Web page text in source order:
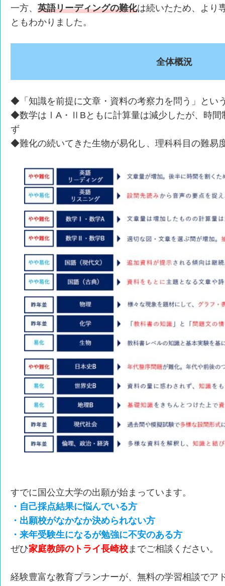
一方、 英語リーディングの難化は続いたため、より
ともわかりました。
全体概況
◆「知識を前提に文章・資料の考察力を問う」とい
◆数学はⅠA・ⅡBともに計算量は減少したが、時間
ず
◆難化の続いてきた生物が易化し、理科科目の難易
すでに国公立大学の出願が始まっています。
・自己採点結果に悩んでいる方
・出願校がなかなか決められない方
・来年受験生になるが勉強に不安のある方
ぜひ家庭教師のトライ長崎校までご相談ください。
経験豊富な教育プランナーが、無料の学習相談でア